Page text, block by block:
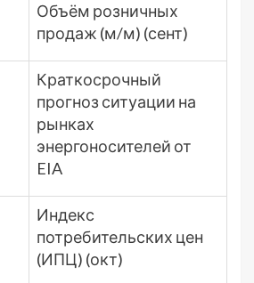
Объём розничных
продаж (м/м) (сент)
Краткосрочный
прогноз ситуации на
рынках
энергоносителей от
EIA
Индекс
потребительских цен
(ИПЦ) (окт)